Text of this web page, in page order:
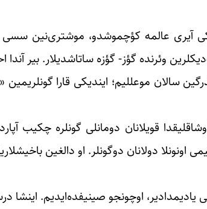
آیری عالمه کؤچموشدو، موشتری‌نین سسی
وئرنده گؤز- گؤزه ساتاشدیلار. بیر آندا
سالان موعللیم؛ ایندیکی قارا گونلریمین
قویلانان دومانلی گونلره چکیب
اونونلا دولانان دوگونلر. او دالغین
یادیمدادیر، اوچونجو صینیفده‌ایدیم. اینشا